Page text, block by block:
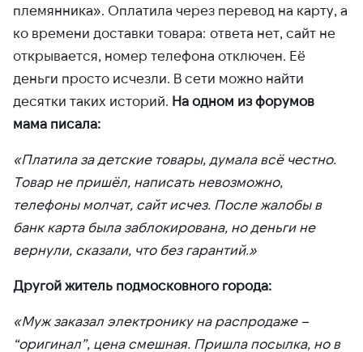
племянника». Оплатила через перевод на карту, а
ко времени доставки товара: ответа нет, сайт не
открывается, номер телефона отключен. Её
деньги просто исчезли. В сети можно найти
десятки таких историй. На одном из форумов
мама писала:
«Платила за детские товары, думала всё честно.
Товар не пришёл, написать невозможно,
телефоны молчат, сайт исчез. После жалобы в
банк карта была заблокирована, но деньги не
вернули, сказали, что без гарантий.»
Другой житель подмосковного города:
«Муж заказал электронику на распродаже –
“оригинал”, цена смешная. Пришла посылка, но в